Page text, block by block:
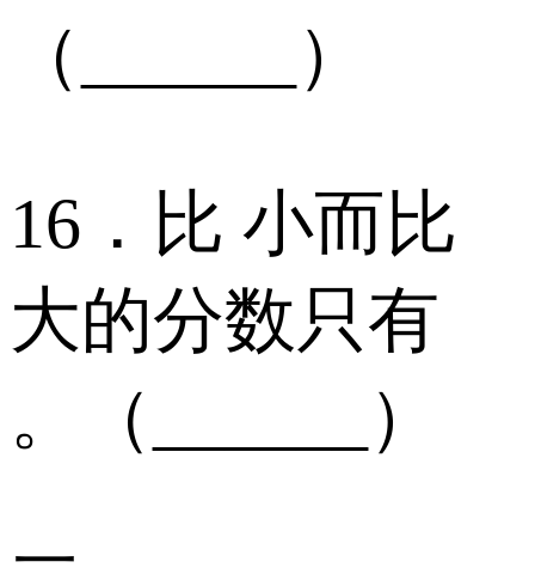
（______）
16．比 小而比
大的分数只有
。（______）